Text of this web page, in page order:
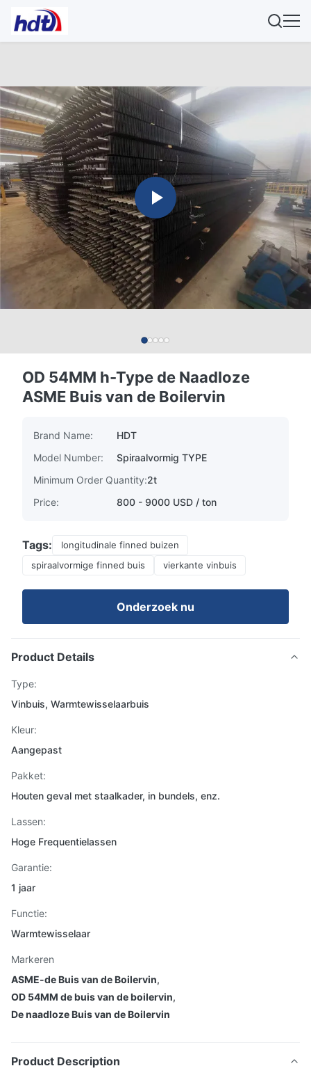
OD 54MM h-Type de Naadloze
ASME Buis van de Boilervin
Brand Name:
HDT
Model Number:
Spiraalvormig TYPE
Minimum Order Quantity:2t
Price:
800 - 9000 USD / ton
Tags:
longitudinale finned buizen
spiraalvormige finned buis
vierkante vinbuis
Onderzoek nu
Product Details
Type:
Vinbuis, Warmtewisselaarbuis
Kleur:
Aangepast
Pakket:
Houten geval met staalkader, in bundels, enz.
Lassen:
Hoge Frequentielassen
Garantie:
1 jaar
Functie:
Warmtewisselaar
Markeren
ASME-de Buis van de Boilervin,
OD 54MM de buis van de boilervin,
De naadloze Buis van de Boilervin
Product Description